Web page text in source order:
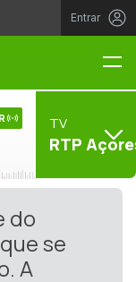
Entrar
TV
RTP
do
se
A